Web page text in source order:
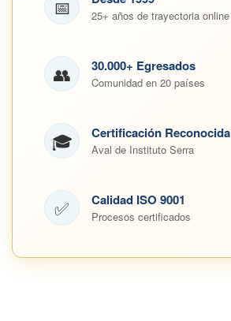
📅 25+ años de trayectoria online
👥 30.000+ Egresados
Comunidad en 20 países
🎓 Certificación Reconocida
Aval de Instituto Serra
✅ Calidad ISO 9001
Procesos certificados